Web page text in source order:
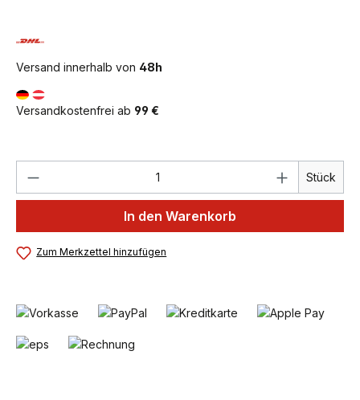
Versand innerhalb von 48h
Versandkostenfrei ab 99 €
Produkt Anzahl: Gib den Stück
In den Warenkorb
Zum Merkzettel hinzufügen